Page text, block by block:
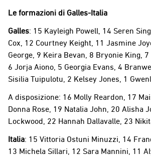
Le formazioni di Galles-Italia
Galles: 15 Kayleigh Powell, 14 Seren
Cox, 12 Courtney Keight, 11 Jasmine
George, 9 Keira Bevan, 8 Bryonie King,
6 Jorja Aiono, 5 Georgia Evans, 4
Sisilia Tuipulotu, 2 Kelsey Jones, 1
A disposizione: 16 Molly Reardon, 17
Donna Rose, 19 Natalia John, 20 Alisha
Lockwood, 22 Hannah Dallavalle, 23
Italia: 15 Vittoria Ostuni Minuzzi, 14
13 Michela Sillari, 12 Sara Mannini, 11